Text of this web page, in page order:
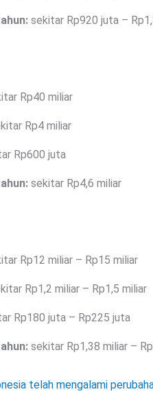
sekitar Rp920 juta –
Rp40 miliar
Rp4 miliar
Rp600 juta
sekitar Rp4,6 miliar
Rp12 miliar – Rp15 miliar
Rp1,2 miliar – Rp1,5 miliar
Rp180 juta – Rp225 juta
sekitar Rp1,38 miliar –
telah mengalami